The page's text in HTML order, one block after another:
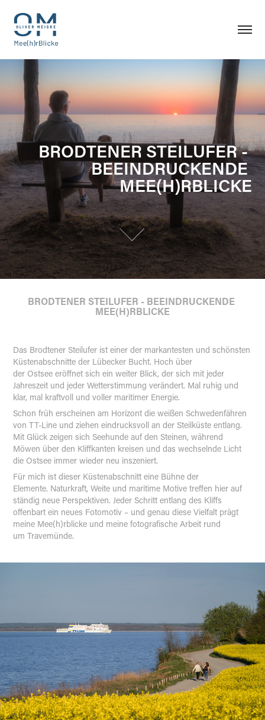
BRODTENER STEILUFER -
BEEINDRUCKENDE
MEE(H)RBLICKE
BRODTENER STEILUFER -
BEEINDRUCKENDE
MEE(H)RBLICKE
BRODTENER STEILUFER - BEEINDRUCKENDE
MEE(H)RBLICKE
Das Brodtener Steilufer ist einer der markantesten und schönsten
Küstenabschnitte der Lübecker Bucht. Hoch über
der Ostsee eröffnet sich ein weiter Blick, der sich mit jeder
Jahreszeit und jeder Wetterstimmung verändert. Mal ruhig und
klar, mal kraftvoll und voller maritimer Energie.
Schon früh erscheinen am Horizont die weißen Schwedenfähren
von TT-Line und ziehen eindrucksvoll an der Steilküste entlang.
Mit Glück zeigen sich Seehunde auf den Steinen, während
Möwen über den Kliffkanten kreisen und das wechselnde Licht
die Ostsee immer wieder neu inszeniert.
Für mich ist dieser Küstenabschnitt eine Bühne der
Elemente. Naturkraft, Weite und maritime Motive treffen hier auf
ständig neue Perspektiven. Jeder Schritt entlang des Kliffs
offenbart ein neues Fotomotiv – und genau diese Vielfalt prägt
meine Mee(h)rblicke und meine fotografische Arbeit rund
um Travemünde.